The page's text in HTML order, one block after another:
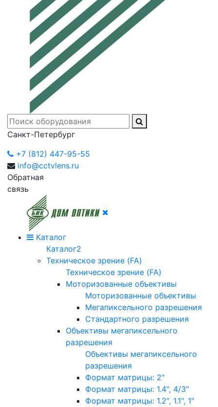
Санкт-Петербург
+7 (812) 447-95-55
info@cctvlens.ru
Обратная
связь
Каталог
Каталог2
Техническое зрение (FA)
Техническое зрение (FA)
Моторизованные объективы
Моторизованные объективы
Мегапиксельного разрешения
Стандартного разрешения
Объективы мегапиксельного
разрешения
Объективы мегапиксельного
разрешения
Формат матрицы: 2"
Формат матрицы: 1.4", 4/3"
Формат матрицы: 1.2", 1.1", 1"